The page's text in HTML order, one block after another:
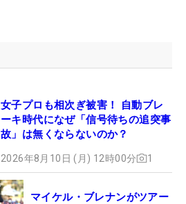
女子プロも相次ぎ被害！ 自動ブレ
ーキ時代になぜ「信号待ちの追突事
故」は無くならないのか？
2026年8月10日 (月) 12時00分 1
マイケル・ブレナンがツアー